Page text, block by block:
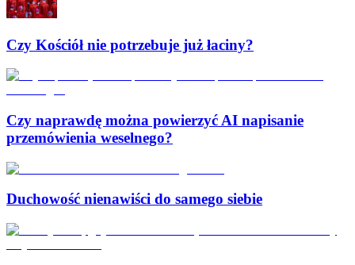
Czy Kościół nie potrzebuje już łaciny?
Czy naprawdę można powierzyć AI napisanie
przemówienia weselnego?
Duchowość nienawiści do samego siebie